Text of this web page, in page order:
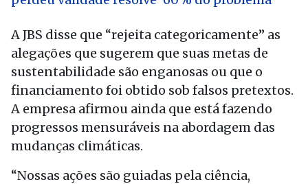
A JBS disse que “rejeita categoricamente” as
alegações que sugerem que suas metas de
sustentabilidade são enganosas ou que o
financiamento foi obtido sob falsos pretextos.
A empresa afirmou ainda que está fazendo
progressos mensuráveis na abordagem das
mudanças climáticas.
“Nossas ações são guiadas pela ciência,